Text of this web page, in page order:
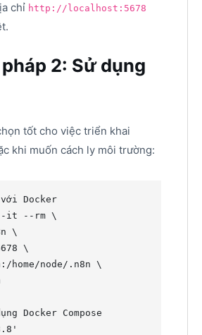
chỉ http://localhost:5678
2: Sử dụng
tốt cho việc triển khai
khi muốn cách ly môi trường:
Docker
-it --rm \
\
\
home/node/.n8n \
Docker Compose
'